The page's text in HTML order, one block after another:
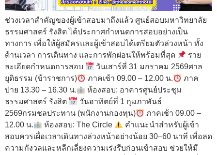
ช่วงเวลาสำคัญของผู้เข้าสอบมาถึงแล้ว ศูนย์สอบมหาวิทยาลัย
ธรรมศาสตร์ รังสิต ได้ประกาศกำหนดการสอบอย่างเป็น
ทางการ เพื่อให้ผู้สมัครและผู้เข้าสอบได้เตรียมตัวล่วงหน้า ทั้ง
ด้านเวลา การเดินทาง และการพักผ่อนให้พร้อมที่สุด
ราย
ละเอียดกำหนดการสอบ
วันเสาร์ที่ 31 มกราคม 2569ศาล
ยุติธรรม (ข้าราชการ)
ภาคเช้า 09.00 – 12.00 น.
ภาค
บ่าย 13.30 – 16.30 น.
ห้องสอบ: อาคารศูนย์ประชุม
ธรรมศาสตร์ รังสิต
วันอาทิตย์ที่ 1 กุมภาพันธ์
2569กรมชลประทาน (พนักงานกองทุน)
ภาคเช้า 09.00 –
12.00 น.
ห้องสอบ: The Circle
คำแนะนำสำหรับผู้เข้า
สอบควรเผื่อเวลาเดินทางล่วงหน้าอย่างน้อย 30–60 นาที เพื่อลด
ความกังวลและหลีกเลี่ยงความเร่งรีบก่อนเข้าสอบ ช่วยให้มี